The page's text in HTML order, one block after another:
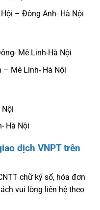
– Đông Anh- Hà Nội
Mê Linh-Hà Nội
Mê Linh- Hà Nội
Nội
Hà Nội
dịch VNPT trên
chữ ký số, hóa đơn
vui lòng liên hệ theo